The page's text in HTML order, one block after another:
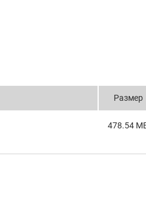
Размер
478.54